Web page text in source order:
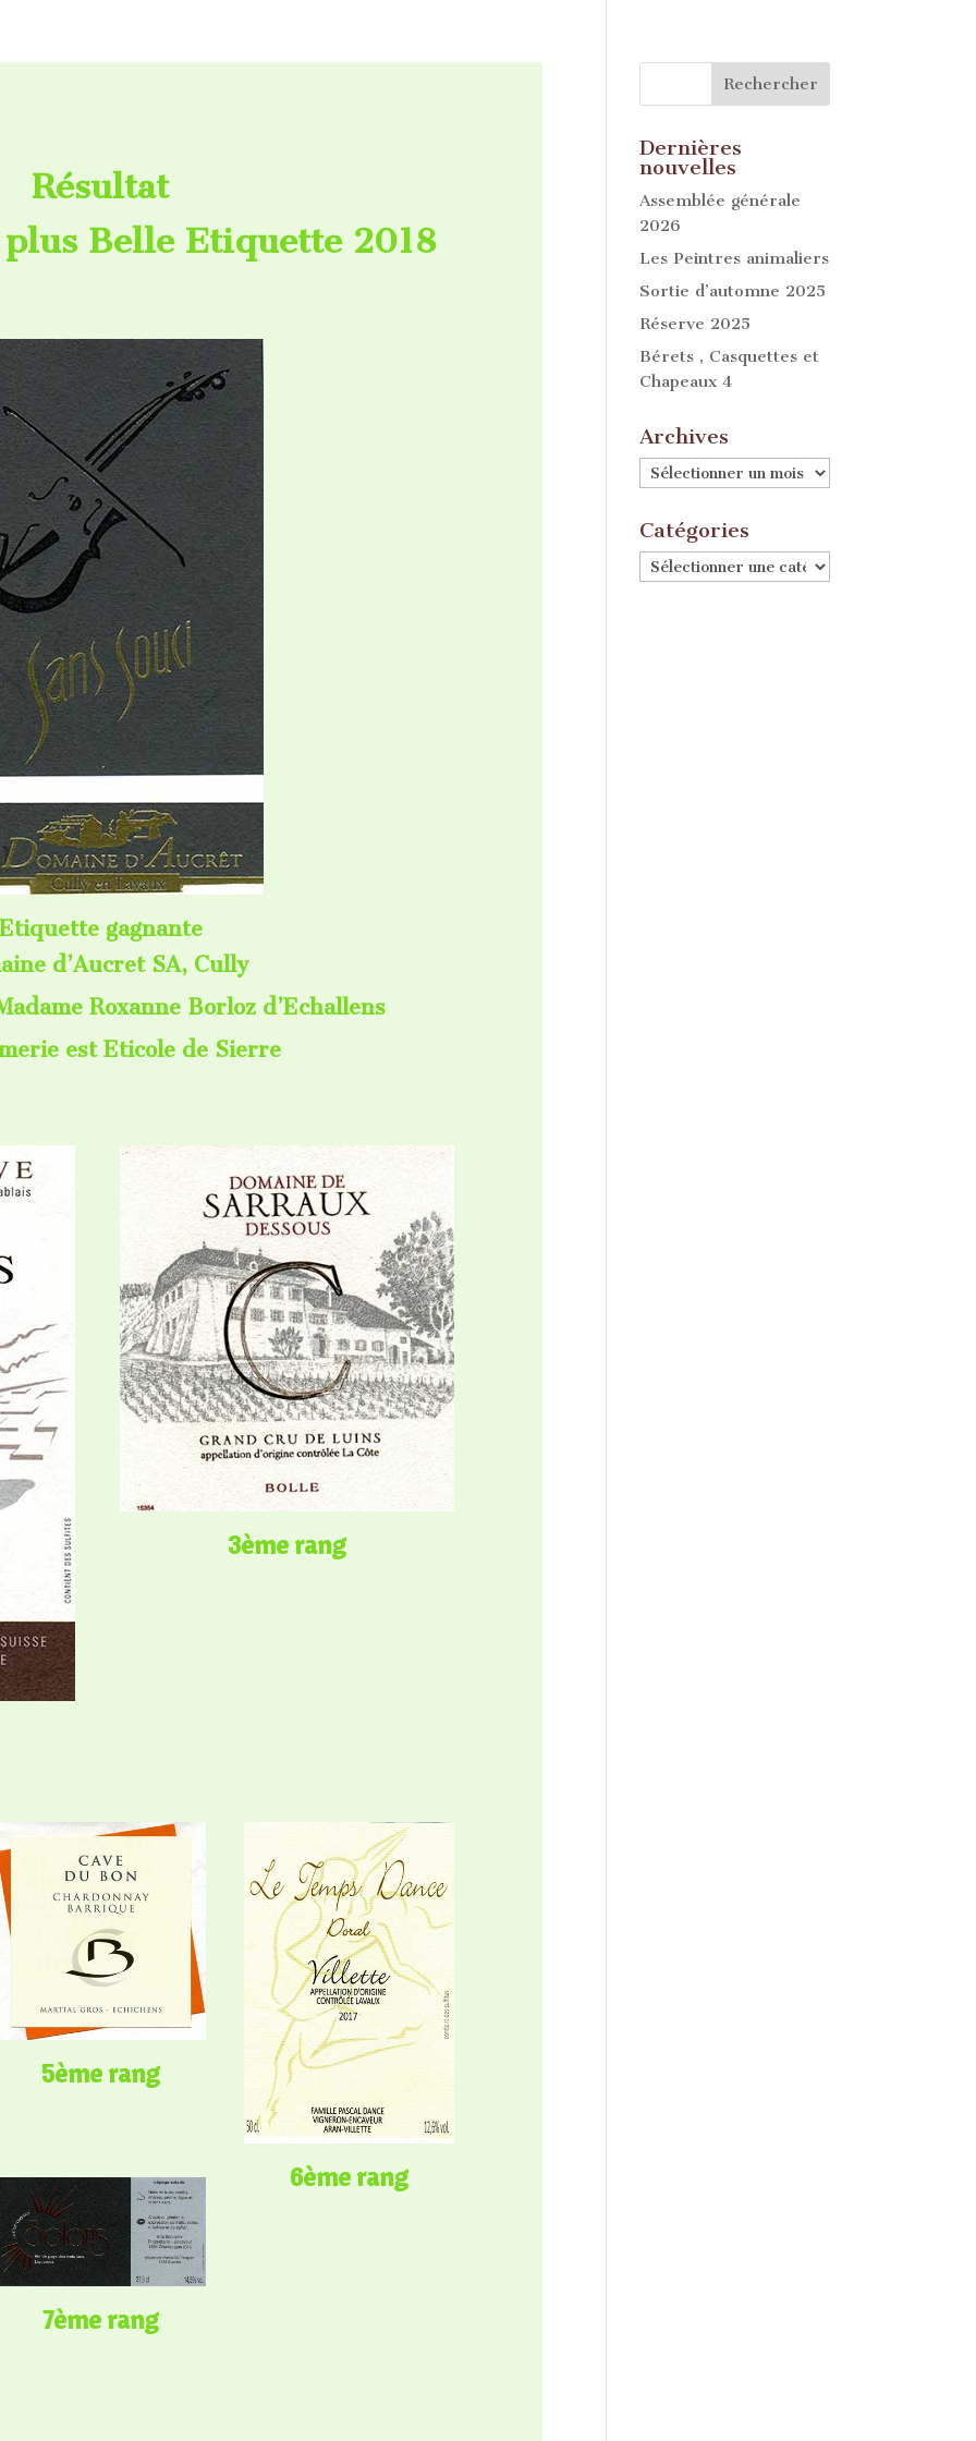
Résultat
Belle Etiquette 2018
gagnante
d’Aucret SA, Cully
Roxanne Borloz d’Echallens
est Eticole de Sierre
3ème rang
5ème rang
7ème rang
6ème rang
Dernières
nouvelles
Assemblée générale
2026
Les Peintres animaliers
Sortie d’automne 2025
Réserve 2025
Bérets , Casquettes et
Chapeaux 4
Archives
Archives
Catégories
Catégories